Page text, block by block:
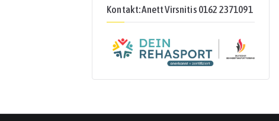
Kontakt: Anett Virsnitis 0162 2371091